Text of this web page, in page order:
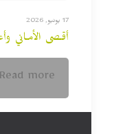
17 يونيو, 2026
أقصى الأماني
Read more